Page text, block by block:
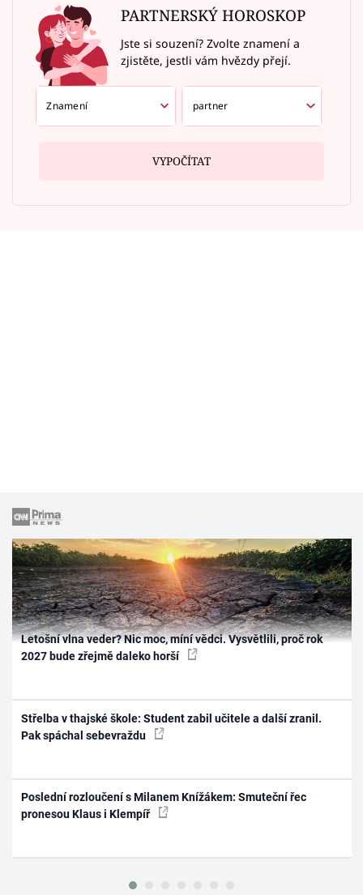
PARTNERSKÝ HOROSKOP
Jste si souzení? Zvolte znamení a
zjistěte, jestli vám hvězdy přejí.
VYPOČÍTAT
Letošní vlna veder? Nic moc, míní vědci. Vysvětlili, proč rok
2027 bude zřejmě daleko horší
Střelba v thajské škole: Student zabil učitele a další zranil.
Pak spáchal sebevraždu
Poslední rozloučení s Milanem Knížákem: Smuteční řec
pronesou Klaus i Klempíř